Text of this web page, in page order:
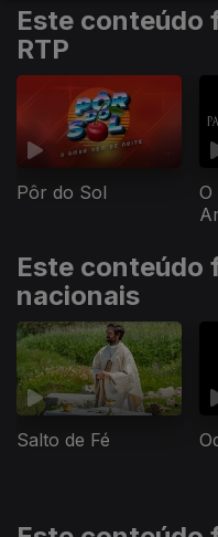
Este conteúdo
RTP
Pôr do Sol
O
Este conteúdo
nacionais
Salto de Fé